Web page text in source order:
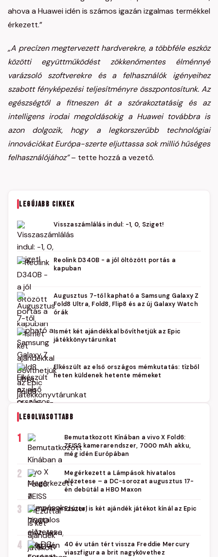
ahova a Huawei idén is számos igazán izgalmas termékkel
érkezett.”
„A precízen megtervezett hardverekre, a többféle eszköz
közötti együttműködést zökkenőmentes élménnyé
varázsoló szoftverekre és a felhasználók igényeihez
szabott fényképezési teljesítményre összpontosítunk. Az
egészségtől a fitneszen át a szórakoztatásig és az
intelligens irodai megoldásokig a Huawei továbbra is
azon dolgozik, hogy a legkorszerűbb technológiai
innovációkat Európa-szerte eljuttassa sok millió hűséges
felhasználójához”– tette hozzá a vezető.
LEGÚJABB CIKKEK
Visszaszámlálás indul: -1, 0, Sziget!
Reolink D340B - a jól öltözött portás a
kapuban
Augusztus 7-től kapható a Samsung Galaxy Z
Fold8 Ultra, Fold8, Flip8 és az új Galaxy Watch
órák
Ismét két ajándékkal bővíthetjük az Epic
játékkönyvtárunkat
Elkészült az első országos mémkutatás: tízből
heten küldenek hetente mémeket
LEGOLVASOTTABB
1
Bemutatkozott Kínában a vivo X Fold6:
ZEISS kamerarendszer, 7000 mAh akku,
még idén Európában
2
Megérkezett a Lámpások hivatalos
előzetese – a DC-sorozat augusztus 17-
én debütál a HBO Maxon
3 Ezúttal is két ajándék játékot kínál az Epic
4
40 év után tért vissza Freddie Mercury
viaszfigura a brit nagykövethez